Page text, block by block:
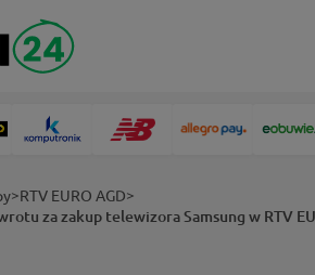
>RTV EURO AGD>
za zakup telewizora Samsung w RTV